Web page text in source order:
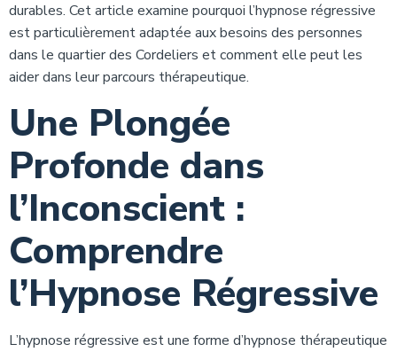
durables. Cet article examine pourquoi l’hypnose régressive
est particulièrement adaptée aux besoins des personnes
dans le quartier des Cordeliers et comment elle peut les
aider dans leur parcours thérapeutique.
Une Plongée
Profonde dans
l’Inconscient :
Comprendre
l’Hypnose Régressive
L’hypnose régressive est une forme d’hypnose thérapeutique